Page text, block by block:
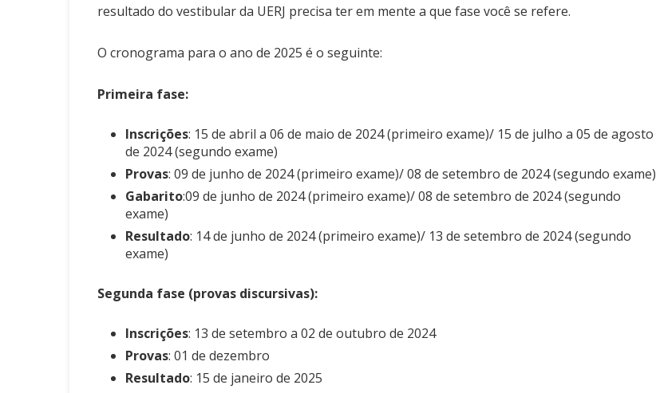
resultado do vestibular da UERJ precisa ter em mente a que fase você se refere.
O cronograma para o ano de 2025 é o seguinte:
Primeira fase:
Inscrições: 15 de abril a 06 de maio de 2024 (primeiro exame)/ 15 de julho a 05 de agosto
de 2024 (segundo exame)
Provas: 09 de junho de 2024 (primeiro exame)/ 08 de setembro de 2024 (segundo exame)
Gabarito:09 de junho de 2024 (primeiro exame)/ 08 de setembro de 2024 (segundo
exame)
Resultado: 14 de junho de 2024 (primeiro exame)/ 13 de setembro de 2024 (segundo
exame)
Segunda fase (provas discursivas):
Inscrições: 13 de setembro a 02 de outubro de 2024
Provas: 01 de dezembro
Resultado: 15 de janeiro de 2025